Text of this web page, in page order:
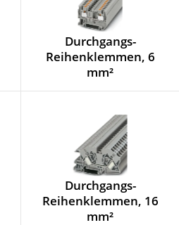
Durchgangs-
Reihenklemmen, 6
mm²
Durchgangs-
Reihenklemmen, 16
mm²